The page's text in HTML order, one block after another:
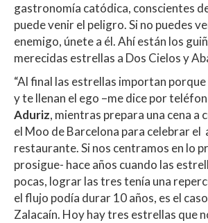
gastronomía catódica, conscientes
puede venir el peligro. Si no puedes
enemigo, únete a él. Ahí están los
merecidas estrellas a Dos Cielos y
“Al final las estrellas importan
y te llenan el ego –me dice por
Aduriz, mientras prepara una cena a
el Moo de Barcelona para celebrar el
restaurante. Si nos centramos en lo
prosigue- hace años cuando las
pocas, lograr las tres tenía una
el flujo podía durar 10 años, es el
Zalacaín. Hoy hay tres estrellas que